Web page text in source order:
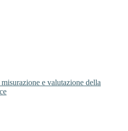
e valutazione della